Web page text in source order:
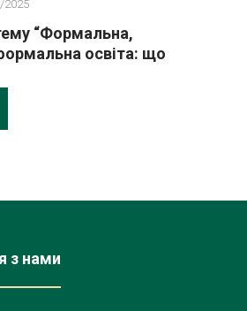
2025
“Формальна,
освіта: що
з нами